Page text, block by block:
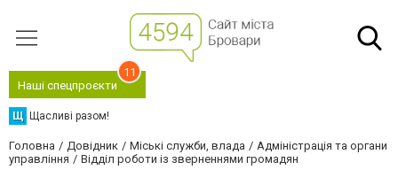
Наші спецпроєкти
11
Щ Щасливі разом!
Головна Довідник Міські служби, влада
Адміністрація та органи
управління
Відділ роботи із зверненнями громадян